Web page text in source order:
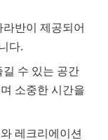
반이 제공되어
다.
길 수 있는 공간
소중한 시간을
레크리에이션